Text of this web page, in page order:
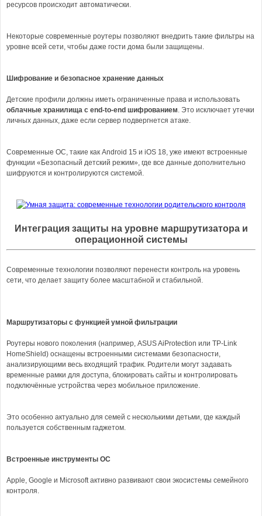
ресурсов происходит автоматически.
Некоторые современные роутеры позволяют внедрить такие фильтры на
уровне всей сети, чтобы даже гости дома были защищены.
Шифрование и безопасное хранение данных
Детские профили должны иметь ограниченные права и использовать
облачные хранилища с end-to-end шифрованием. Это исключает утечки
личных данных, даже если сервер подвергнется атаке.
Современные ОС, такие как Android 15 и iOS 18, уже имеют встроенные
функции «Безопасный детский режим», где все данные дополнительно
шифруются и контролируются системой.
Интеграция защиты на уровне маршрутизатора и
операционной системы
Современные технологии позволяют перенести контроль на уровень
сети, что делает защиту более масштабной и стабильной.
Маршрутизаторы с функцией умной фильтрации
Роутеры нового поколения (например, ASUS AiProtection или TP-Link
HomeShield) оснащены встроенными системами безопасности,
анализирующими весь входящий трафик. Родители могут задавать
временные рамки для доступа, блокировать сайты и контролировать
подключённые устройства через мобильное приложение.
Это особенно актуально для семей с несколькими детьми, где каждый
пользуется собственным гаджетом.
Встроенные инструменты ОС
Apple, Google и Microsoft активно развивают свои экосистемы семейного
контроля.